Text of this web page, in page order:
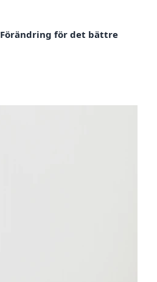
Förändring för det bättre